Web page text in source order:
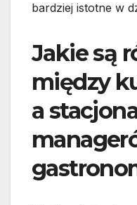
bardziej istotne w
Jakie są
między
a